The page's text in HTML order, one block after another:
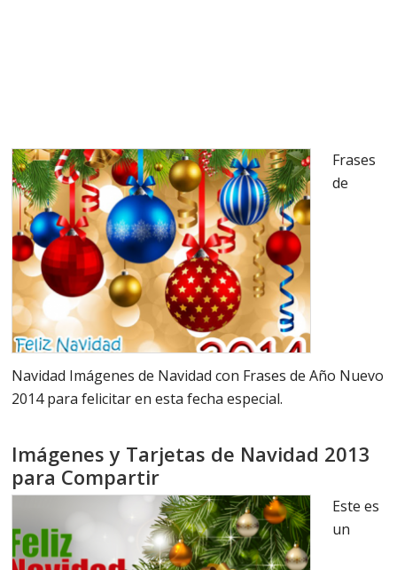
Frases
de
Navidad Imágenes de Navidad con Frases de Año Nuevo
2014 para felicitar en esta fecha especial.
Imágenes y Tarjetas de Navidad 2013
para Compartir
Este es
un